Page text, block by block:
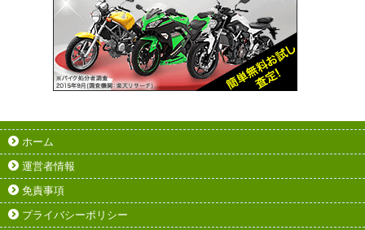
ホーム
運営者情報
免責事項
プライバシーポリシー